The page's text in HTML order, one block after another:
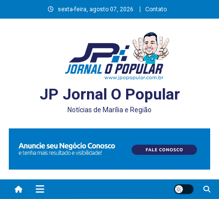
to
sexta-feira, agosto 07, 2026 Contato
JP Jornal O Popular
Notícias de Marília e Região